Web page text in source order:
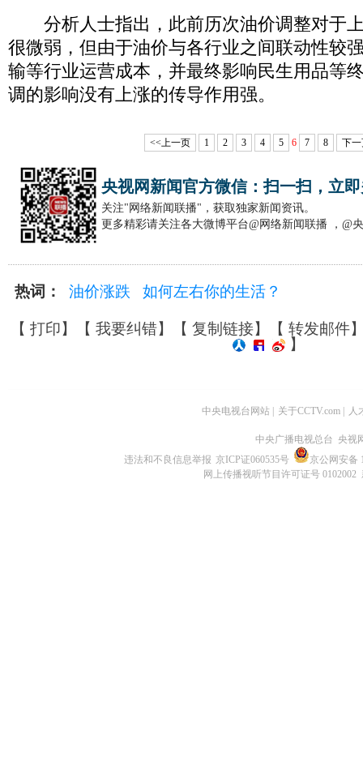
分析人士指出，此前历次油价调整对于
很微弱，但由于油价与各行业之间联动性较
输等行业运营成本，并最终影响民生用品等
调的影响没有上涨的传导作用强。
<<上一页 1 2 3 4 5 6 7 8 下
央视网新闻官方微信：扫一扫，立
关注"网络新闻联播"，获取独家新闻资讯。
更多精彩请关注各大微博平台@网络新闻联播 ，@
热词： 油价涨跌 如何左右你的生活？
【 打印】【 我要纠错】【 复制链接】【 转发邮件
】
中央电视台网站 关于CCTV.com 人
中央广播电视总台 央视
违法和不良信息举报 京ICP证060535号
京公网安备
网上传播视听节目许可证号 0102002